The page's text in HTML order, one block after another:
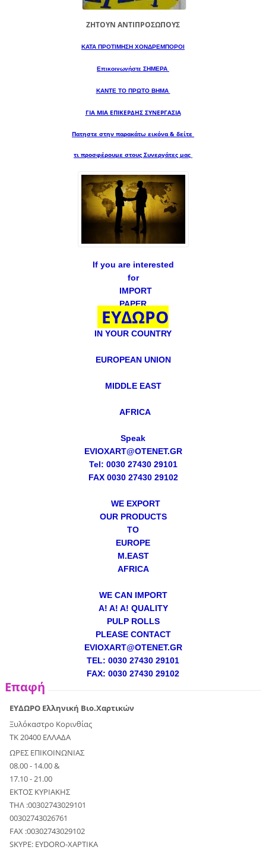
ΖΗΤΟΥΝ ΑΝΤΙΠΡΟΣΩΠΟΥΣ
ΚΑΤΑ ΠΡΟΤΙΜΗΣΗ ΧΟΝΔΡΕΜΠΟΡΟΙ
Επικοινωνήστε ΣΗΜΕΡΑ
ΚΑΝΤΕ ΤΟ ΠΡΩΤΟ ΒΗΜΑ
ΓΙΑ ΜΙΑ ΕΠΙΚΕΡΔΗΣ ΣΥΝΕΡΓΑΣΙΑ
Πατηστε στην παρακάτω εικόνα & δείτε
τι προσφέρουμε στους Συνεργάτες μας
If you are interested
for
IMPORT
PAPER
ΕΥΔΩΡΟ
IN YOUR COUNTRY
EUROPEAN UNION
MIDDLE EAST
AFRICA
Speak
EVIOXART@OTENET.GR
Tel: 0030 27430 29101
FAX 0030 27430 29102
WE EXPORT
OUR PRODUCTS
TO
EUROPE
M.EAST
AFRICA
WE CAN IMPORT
A! A! A! QUALITY
PULP ROLLS
PLEASE CONTACT
EVIOXART@OTENET.GR
TEL: 0030 27430 29101
FAX: 0030 27430 29102
Επαφή
ΕΥΔΩΡΟ Ελληνική Βιο.Χαρτικών
Ξυλόκαστρο Κορινθίας
ΤΚ 20400 ΕΛΛΑΔΑ
ΩΡΕΣ ΕΠΙΚΟΙΝΩΝΙΑΣ
08.00 - 14.00 &
17.10 - 21.00
ΕΚΤΟΣ ΚΥΡΙΑΚΗΣ
ΤΗΛ :00302743029101
00302743026761
FAX :00302743029102
SKYPE: EYDORO-XAPTIKA